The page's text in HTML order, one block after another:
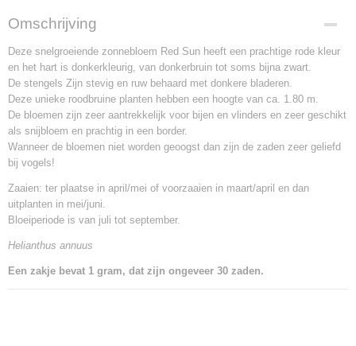
Omschrijving
Deze snelgroeiende zonnebloem Red Sun heeft een prachtige rode kleur
en het hart is donkerkleurig, van donkerbruin tot soms bijna zwart.
De stengels Zijn stevig en ruw behaard met donkere bladeren.
Deze unieke roodbruine planten hebben een hoogte van ca. 1.80 m.
De bloemen zijn zeer aantrekkelijk voor bijen en vlinders en zeer geschikt
als snijbloem en prachtig in een border.
Wanneer de bloemen niet worden geoogst dan zijn de zaden zeer geliefd
bij vogels!
Zaaien: ter plaatse in april/mei of voorzaaien in maart/april en dan
uitplanten in mei/juni.
Bloeiperiode is van juli tot september.
Helianthus annuus
Een zakje bevat 1 gram, dat zijn ongeveer 30 zaden.